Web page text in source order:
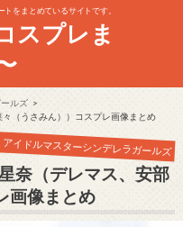
をまとめているサイトです。
スプレま
ルズ
（うさみん））コスプレ画像まとめ
アイドルマスターシンデレラガールズ
奈（デレマス、安部
画像まとめ